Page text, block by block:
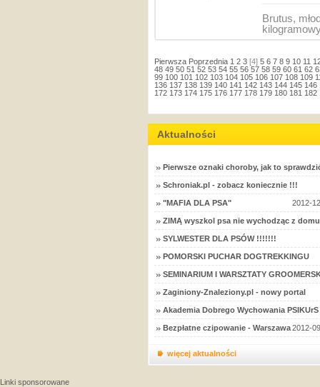
Brutus,
Pierwsza Poprzednia 1 2 3 [4] 5 6 7 8 9 10 11
48 49 50 51 52 53 54 55 56 57 58 59 60 61 62
99 100 101 102 103 104 105 106 107 108 109
136 137 138 139 140 141 142 143 144 145 146
172 173 174 175 176 177 178 179 180 181 182
Aktualności
Pierwsze oznaki choroby, jak to
Schroniak.pl - zobacz koniecznie !!!
"MAFIA DLA PSA" 2012-
ZIMĄ wyszkol psa nie wychodząc z
SYLWESTER DLA PSÓW !!!!!!!
POMORSKI PUCHAR DOGTREKKINGU
SEMINARIUM I WARSZTATY
Zaginiony-Znaleziony.pl - nowy portal
Akademia Dobrego Wychowania
Bezpłatne czipowanie - Warszawa2012-
więcej aktualności
Linki sponsorowane